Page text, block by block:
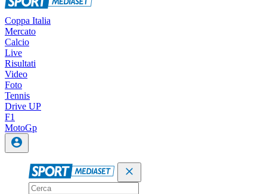
Coppa Italia
Mercato
Calcio
Live
Risultati
Video
Foto
Tennis
Drive UP
F1
MotoGp